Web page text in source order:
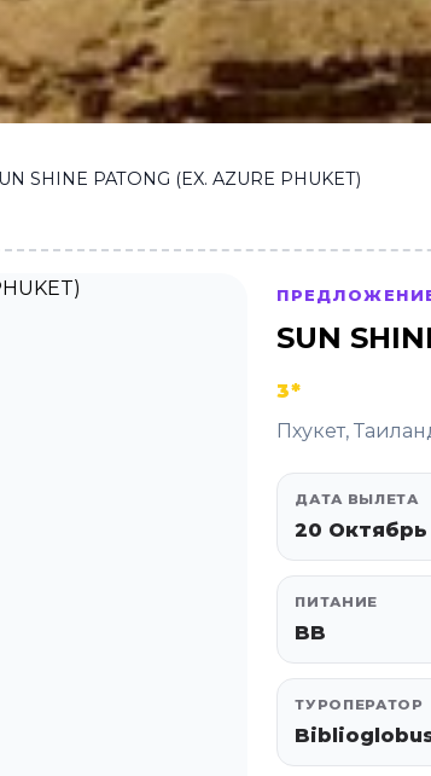
SHINE PATONG (EX. AZURE PHUKET)
SUN
3*
Пхукет,
ДАТА ВЫЛЕТА
20 Октябрь
ПИТАНИЕ
BB
ТУРОПЕРАТОР